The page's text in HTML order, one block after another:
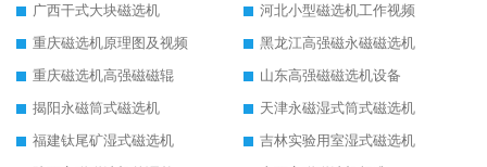
广西干式大块磁选机
河北小型磁选机工作视频
重庆磁选机原理图及视频
黑龙江高强磁永磁磁选机
重庆磁选机高强磁磁辊
山东高强磁磁选机设备
揭阳永磁筒式磁选机
天津永磁湿式筒式磁选机
福建钛尾矿湿式磁选机
吉林实验用室湿式磁选机